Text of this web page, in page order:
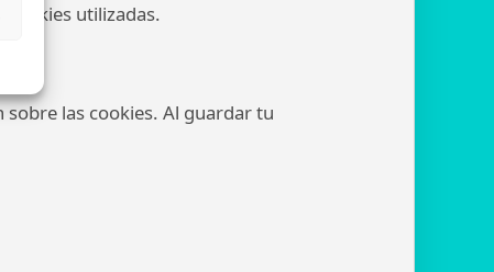
utilizadas.
las cookies. Al guardar tu